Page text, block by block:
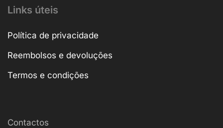
Links úteis
Política de privacidade
Reembolsos e devoluções
Termos e condições
Contactos